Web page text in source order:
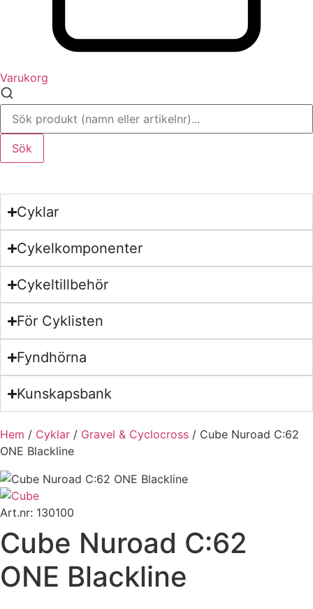
Varukorg
Sök
Cyklar
Cykelkomponenter
Cykeltillbehör
För Cyklisten
Fyndhörna
Kunskapsbank
Hem / Cyklar / Gravel & Cyclocross / Cube Nuroad C:62
ONE Blackline
Art.nr: 130100
Cube Nuroad C:62
ONE Blackline